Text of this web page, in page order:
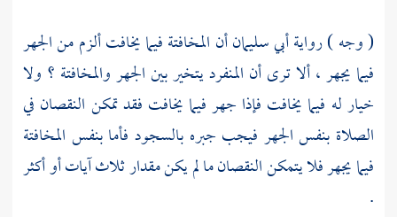
( وجه ) روايةأبي سليمانأن المخافتة فيما يخافت ألزم من الجهر
فيما يجهر ، ألا ترى أن المنفرد يتخير بين الجهر والمخافتة ؟ ولا
خيار له فيما يخافت فإذا جهر فيما يخافت فقد تمكن النقصان في
الصلاة بنفس الجهر فيجب جبره بالسجود فأما بنفس المخافتة
فيما يجهر فلا يتمكن النقصان ما لم يكن مقدار ثلاث آيات أو أكثر
.